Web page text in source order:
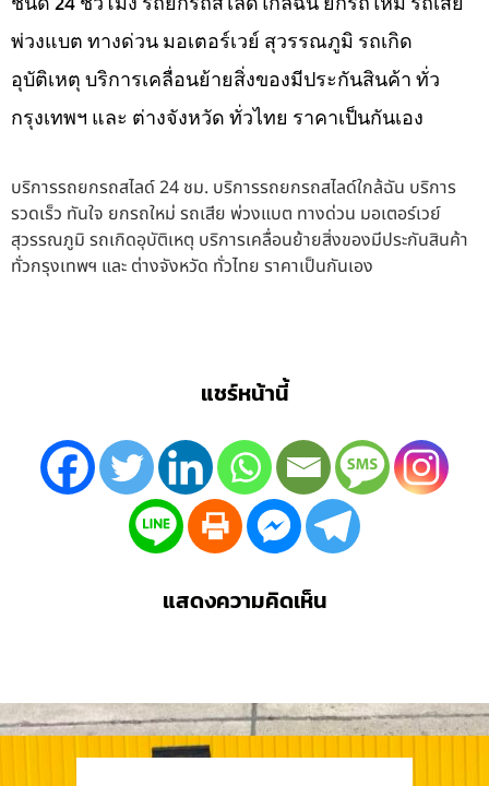
พ่วงแบต ทางด่วน มอเตอร์เวย์ สุวรรณภูมิ รถเกิด
อุบัติเหตุ บริการเคลื่อนย้ายสิ่งของมีประกันสินค้า ทั่ว
กรุงเทพฯ และ ต่างจังหวัด ทั่วไทย ราคาเป็นกันเอง
บริการรถยกรถสไลด์ 24 ชม. บริการรถยกรถสไลด์ใกล้ฉัน บริการ
รวดเร็ว ทันใจ ยกรถใหม่ รถเสีย พ่วงแบต ทางด่วน มอเตอร์เวย์
สุวรรณภูมิ รถเกิดอุบัติเหตุ บริการเคลื่อนย้ายสิ่งของมีประกันสินค้า
ทั่วกรุงเทพฯ และ ต่างจังหวัด ทั่วไทย ราคาเป็นกันเอง
แชร์หน้านี้
แสดงความคิดเห็น